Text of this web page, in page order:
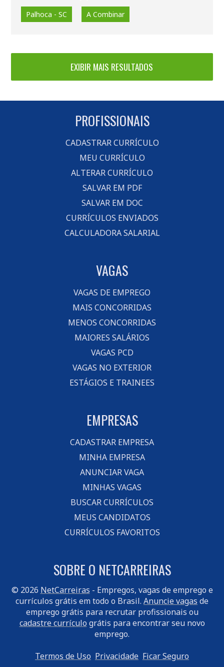
Palhoca - SC
A Combinar
PROFISSIONAIS
CADASTRAR CURRÍCULO
MEU CURRÍCULO
ALTERAR CURRÍCULO
SALVAR EM PDF
SALVAR EM DOC
CURRÍCULOS ENVIADOS
CALCULADORA SALARIAL
VAGAS
VAGAS DE EMPREGO
MAIS CONCORRIDAS
MENOS CONCORRIDAS
MAIORES SALÁRIOS
VAGAS PCD
VAGAS NO EXTERIOR
ESTÁGIOS E TRAINEES
EMPRESAS
CADASTRAR EMPRESA
MINHA EMPRESA
ANUNCIAR VAGA
MINHAS VAGAS
BUSCAR CURRÍCULOS
MEUS CANDIDATOS
CURRÍCULOS FAVORITOS
SOBRE O NETCARREIRAS
© 2026 NetCarreiras - Empregos, vagas de emprego e
currículos grátis em todo o Brasil. Anuncie vagas de
emprego grátis para recrutar profissionais ou
cadastre currículo grátis para encontrar seu novo
emprego.
Termos de Uso Privacidade Ficar Seguro